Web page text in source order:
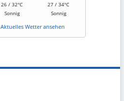
26 / 32°C
Sonnig
27 / 34°C
Sonnig
Aktuelles Wetter ansehen